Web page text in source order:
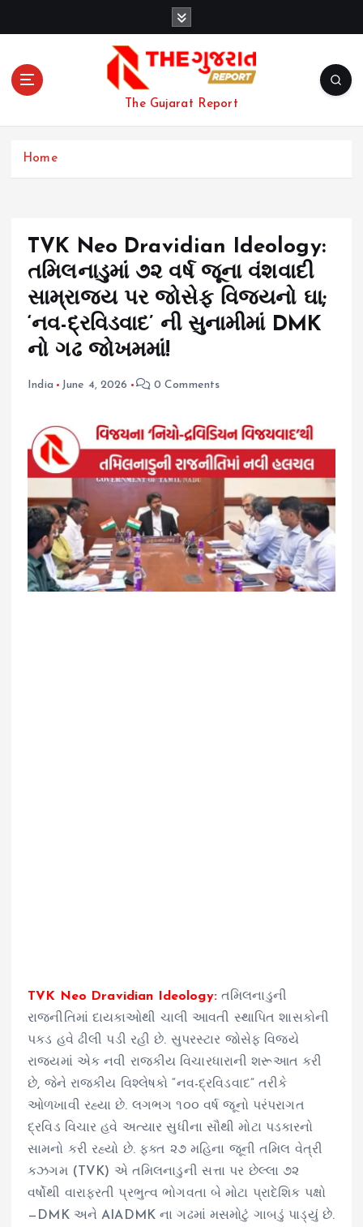
The Gujarat Report
Home
TVK Neo Dravidian Ideology:
તમિલનાડુમાં ૭૨ વર્ષ જૂના વંશવાદી
સામ્રાજ્ય પર જોસેફ વિજયનો ઘા;
‘નવ-દ્રવિડવાદ’ ની સુનામીમાં DMK
નો ગઢ જોખમમાં!
India June 4, 2026 0 Comments
TVK Neo Dravidian Ideology:તમિલનાડુની
રાજનીતિમાં દાયકાઓથી ચાલી આવતી સ્થાપિત શાસકોની
પકડ હવે ઢીલી પડી રહી છે. સુપરસ્ટાર જોસેફ વિજયે
રાજ્યમાં એક નવી રાજકીય વિચારધારાની શરૂઆત કરી
છે, જેને રાજકીય વિશ્લેષકો “નવ-દ્રવિડવાદ” તરીકે
ઓળખાવી રહ્યા છે. લગભગ ૧૦૦ વર્ષ જૂનો પરંપરાગત
દ્રવિડ વિચાર હવે અત્યાર સુધીના સૌથી મોટા પડકારનો
સામનો કરી રહ્યો છે. ફક્ત ૨૭ મહિના જૂની તમિલ વેત્રી
કઝગમ (TVK) એ તમિલનાડુની સત્તા પર છેલ્લા ૭૨
વર્ષોથી વારાફરતી પ્રભુત્વ ભોગવતા બે મોટા પ્રાદેશિક પક્ષો
—DMK અને AIADMK ના ગઢમાં મસમોટું ગાબડું પાડ્યું છે.